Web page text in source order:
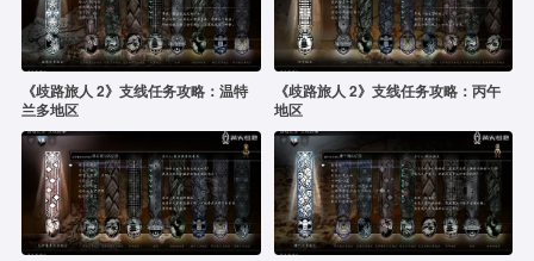
《歧路旅人 2》支线任务攻略：温特
兰多地区
《歧路旅人 2》支线任务攻略：丙午
地区